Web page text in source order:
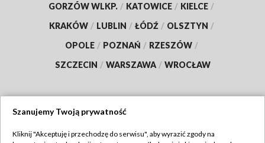
GORZÓW WLKP. / KATOWICE / KIELCE /
KRAKÓW / LUBLIN / ŁÓDŹ / OLSZTYN /
OPOLE / POZNAŃ / RZESZÓW /
SZCZECIN / WARSZAWA / WROCŁAW
Szanujemy Twoją prywatność
Kliknij "Akceptuję i przechodzę do serwisu", aby wyrazić zgody na